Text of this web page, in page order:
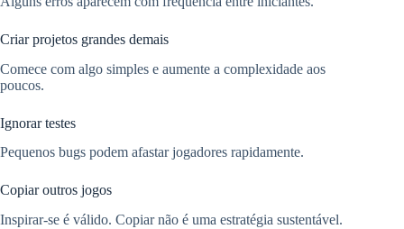
Criar projetos grandes demais
Comece com algo simples e aumente a complexidade aos
poucos.
Ignorar testes
Pequenos bugs podem afastar jogadores rapidamente.
Copiar outros jogos
Inspirar-se é válido. Copiar não é uma estratégia sustentável.